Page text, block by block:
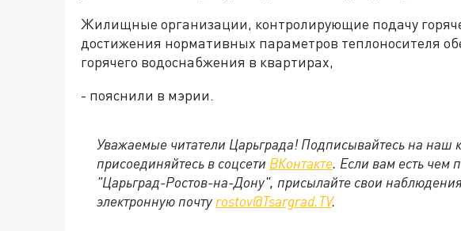
Жилищные организации, контролирующие подачу
достижения нормативных параметров теплоносителя
горячего водоснабжения в квартирах,
- пояснили в мэрии.
Уважаемые читатели Царьграда! Подписывайтесь на наш
присоединяйтесь в соцсети ВКонтакте. Если вам есть чем
"Царьград-Ростов-на-Дону", присылайте свои
электронную почту rostov@Tsargrad.ТV.